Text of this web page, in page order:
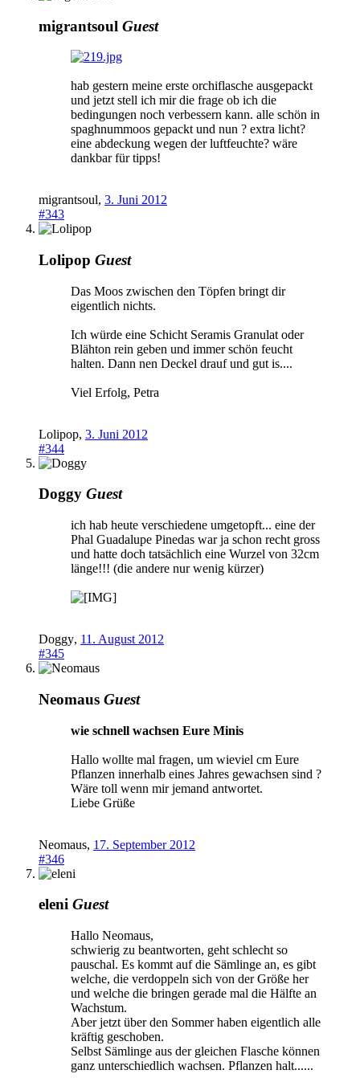
migrantsoul Guest
hab gestern meine erste orchiflasche ausgepackt
und jetzt stell ich mir die frage ob ich die
bedingungen noch verbessern kann. alle schön in
spaghnummoos gepackt und nun ? extra licht?
eine abdeckung wegen der luftfeuchte? wäre
dankbar für tipps!
migrantsoul, 3. Juni 2012
#343
Lolipop Guest
Das Moos zwischen den Töpfen bringt dir
eigentlich nichts.
Ich würde eine Schicht Seramis Granulat oder
Blähton rein geben und immer schön feucht
halten. Dann nen Deckel drauf und gut is....
Viel Erfolg, Petra
Lolipop, 3. Juni 2012
#344
Doggy Guest
ich hab heute verschiedene umgetopft... eine der
Phal Guadalupe Pinedas war ja schon recht gross
und hatte doch tatsächlich eine Wurzel von 32cm
länge!!! (die andere nur wenig kürzer)
Doggy, 11. August 2012
#345
Neomaus Guest
wie schnell wachsen Eure Minis
Hallo wollte mal fragen, um wieviel cm Eure
Pflanzen innerhalb eines Jahres gewachsen sind ?
Wäre toll wenn mir jemand antwortet.
Liebe Grüße
Neomaus, 17. September 2012
#346
eleni Guest
Hallo Neomaus,
schwierig zu beantworten, geht schlecht so
pauschal. Es kommt auf die Sämlinge an, es gibt
welche, die verdoppeln sich von der Größe her
und welche die bringen gerade mal die Hälfte an
Wachstum.
Aber jetzt über den Sommer haben eigentlich alle
kräftig geschoben.
Selbst Sämlinge aus der gleichen Flasche können
ganz unterschiedlich wachsen. Pflanzen halt......